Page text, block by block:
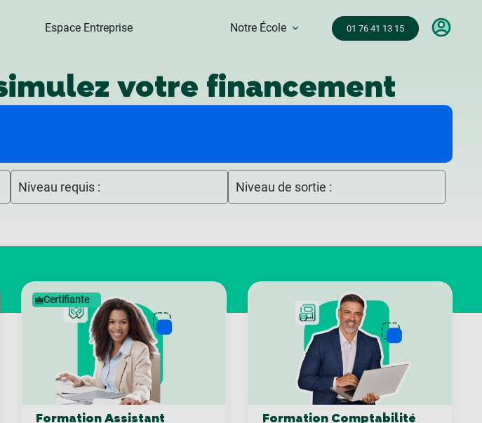
Espace Entreprise Notre École 01 76 41 13 15
votre financement
Niveau requis : Niveau de sortie :
Certifiante
Formation Assistant
Formation Comptabilité